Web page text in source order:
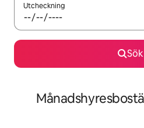
Utcheckning
Sök